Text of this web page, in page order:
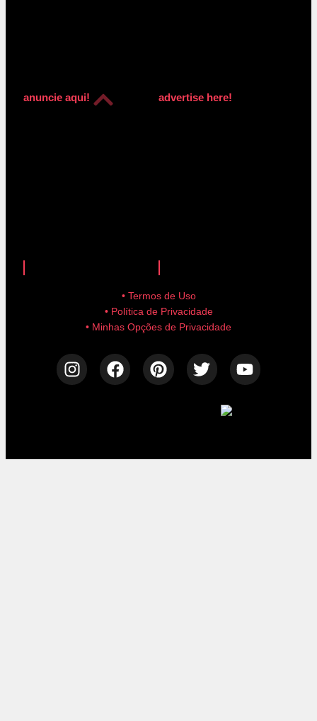
anuncie aqui! advertise here!
• Termos de Uso
• Política de Privacidade
• Minhas Opções de Privacidade